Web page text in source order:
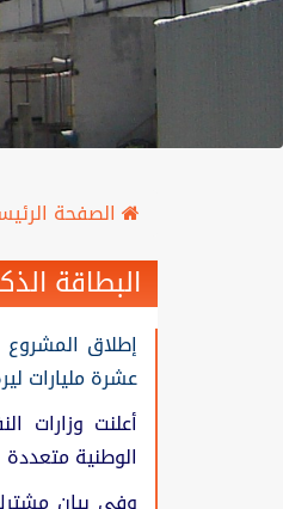
الصفحة
البطاقة
إطلاق المشروع
عشرة مليارات
أعلنت وزارات
الوطنية